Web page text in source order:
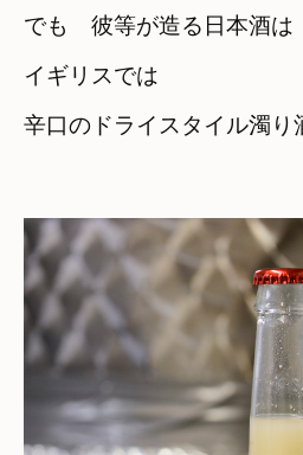
でも　彼等が造る日本酒
イギリスでは
辛口のドライスタイル濁り